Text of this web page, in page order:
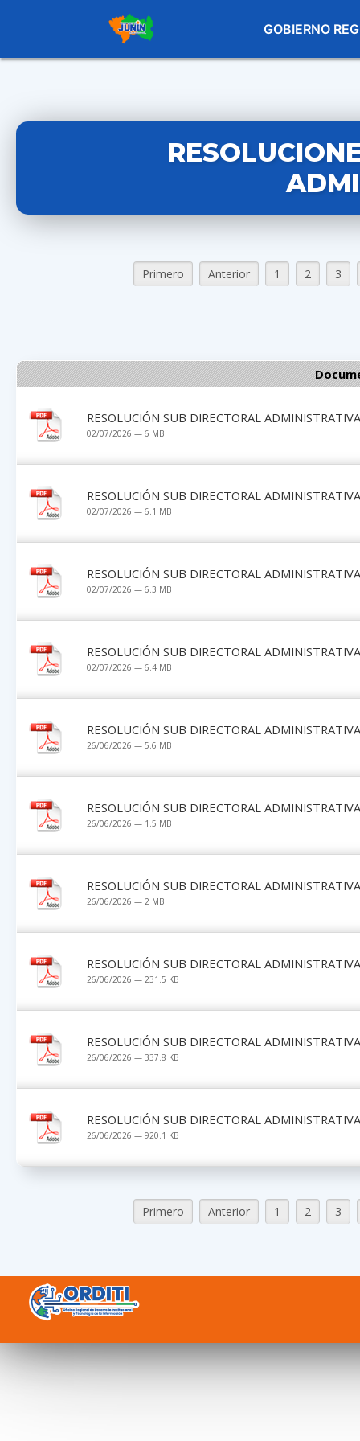
GOBIERNO
Primero Anterior 1 2 3
RESOLUCIÓN SUB DIRECTORAL
02/07/2026 — 6 MB
RESOLUCIÓN SUB DIRECTORAL
02/07/2026 — 6.1 MB
RESOLUCIÓN SUB DIRECTORAL
02/07/2026 — 6.3 MB
RESOLUCIÓN SUB DIRECTORAL
02/07/2026 — 6.4 MB
RESOLUCIÓN SUB DIRECTORAL
26/06/2026 — 5.6 MB
RESOLUCIÓN SUB DIRECTORAL
26/06/2026 — 1.5 MB
RESOLUCIÓN SUB DIRECTORAL
26/06/2026 — 2 MB
RESOLUCIÓN SUB DIRECTORAL
26/06/2026 — 231.5 KB
RESOLUCIÓN SUB DIRECTORAL
26/06/2026 — 337.8 KB
RESOLUCIÓN SUB DIRECTORAL
26/06/2026 — 920.1 KB
Primero Anterior 1 2 3